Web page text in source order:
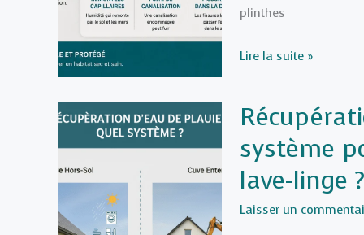
plinthes
Infiltration
le
sol
Comment
identifier
Lire la suite »
système
lave-linge ?
Laisser un